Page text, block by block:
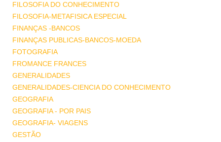
FILOSOFIA DO CONHECIMENTO
FILOSOFIA-METAFISICA ESPECIAL
FINANÇAS -BANCOS
FINANÇAS PUBLICAS-BANCOS-MOEDA
FOTOGRAFIA
FROMANCE FRANCES
GENERALIDADES
GENERALIDADES-CIENCIA DO CONHECIMENTO
GEOGRAFIA
GEOGRAFIA - POR PAIS
GEOGRAFIA- VIAGENS
GESTÃO